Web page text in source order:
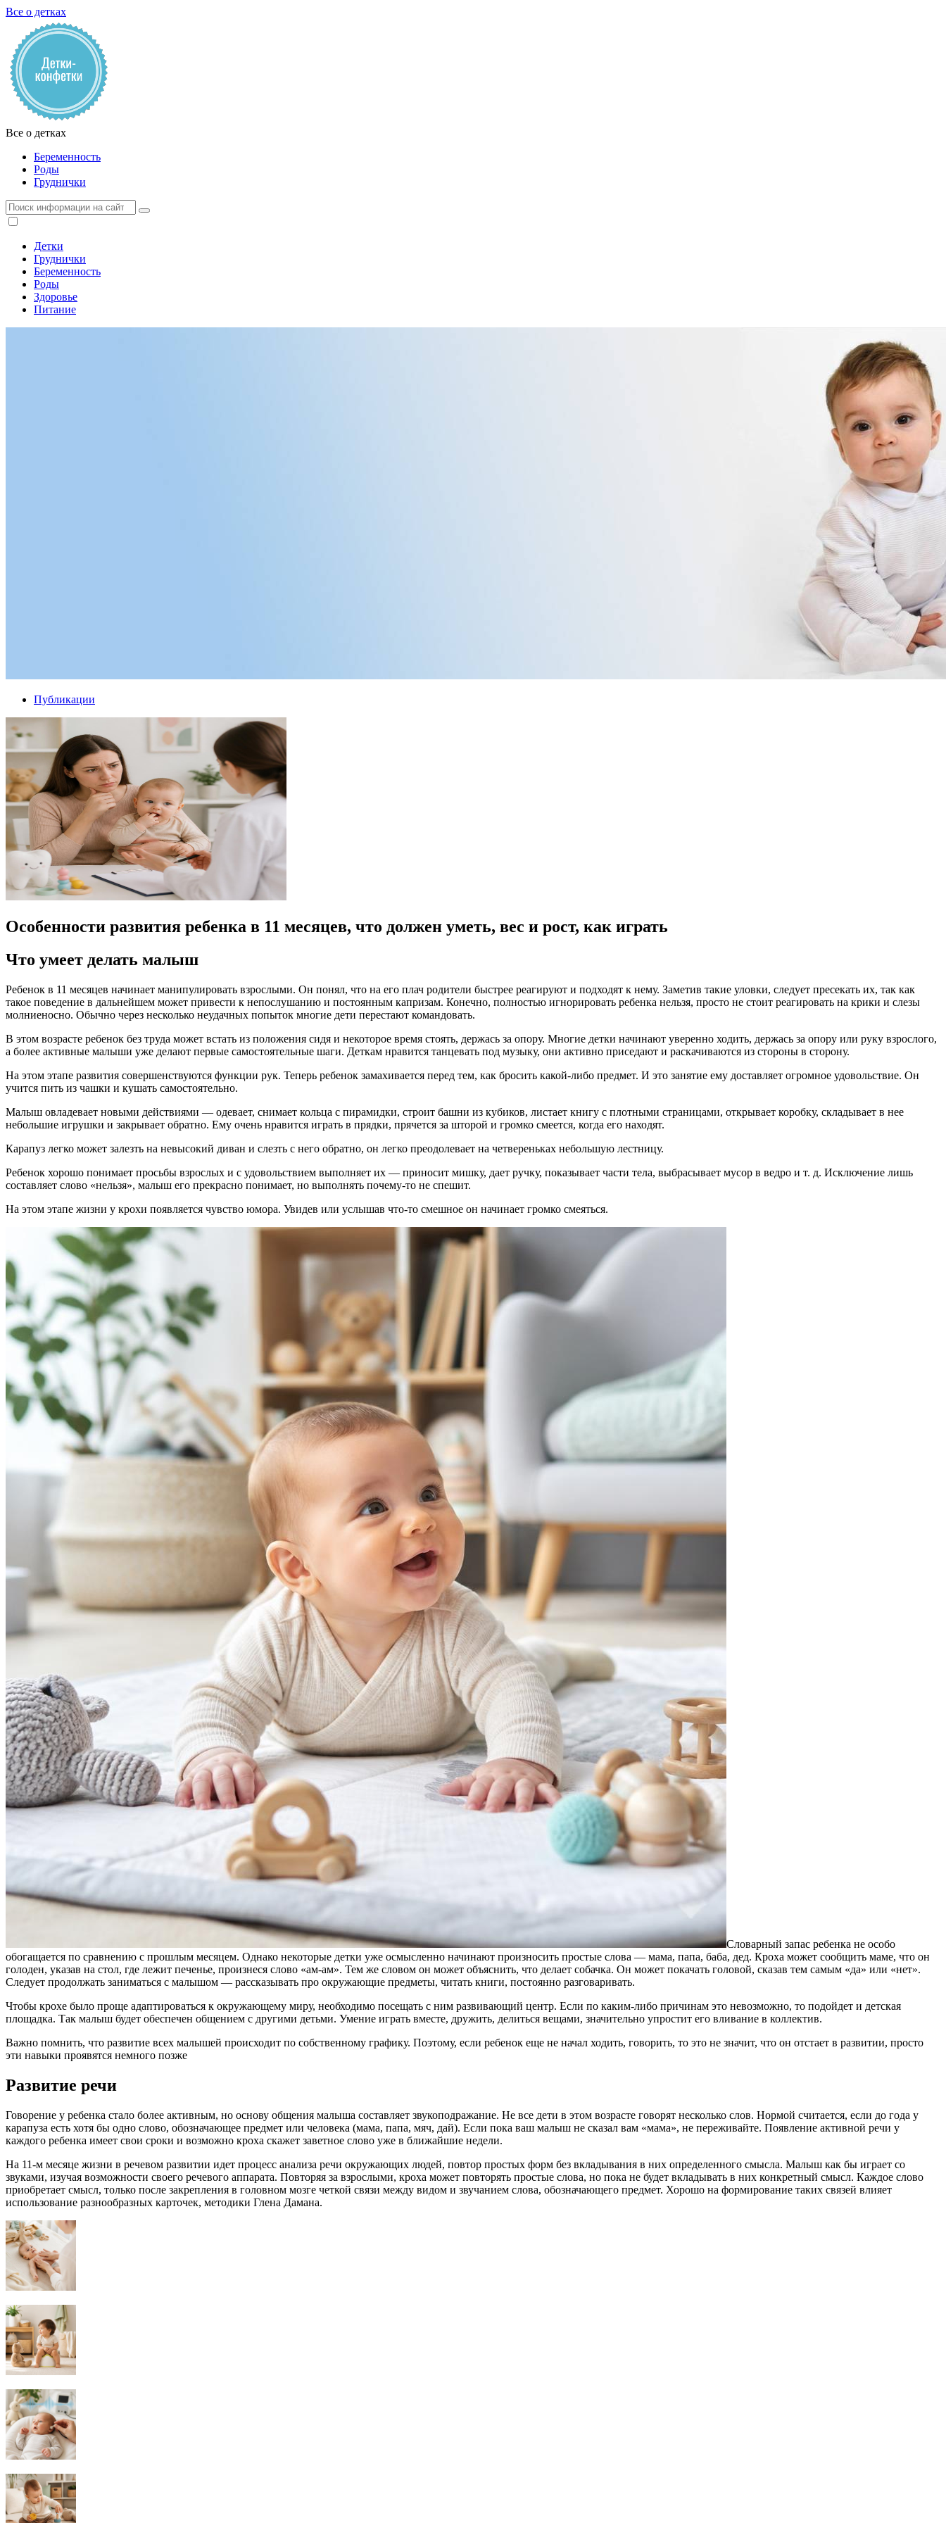
Все о детках
Все о детках
Беременность
Роды
Груднички
Детки
Груднички
Беременность
Роды
Здоровье
Питание
Публикации
Особенности развития ребенка в 11 месяцев, что должен уметь, вес и рост, как играть
Что умеет делать малыш
Ребенок в 11 месяцев начинает манипулировать взрослыми. Он понял, что на его плач родители быстрее реагируют и подходят к нему. Заметив такие уловки, следует пресекать их, так как
такое поведение в дальнейшем может привести к непослушанию и постоянным капризам. Конечно, полностью игнорировать ребенка нельзя, просто не стоит реагировать на крики и слезы
молниеносно. Обычно через несколько неудачных попыток многие дети перестают командовать.
В этом возрасте ребенок без труда может встать из положения сидя и некоторое время стоять, держась за опору. Многие детки начинают уверенно ходить, держась за опору или руку взрослого,
а более активные малыши уже делают первые самостоятельные шаги. Деткам нравится танцевать под музыку, они активно приседают и раскачиваются из стороны в сторону.
На этом этапе развития совершенствуются функции рук. Теперь ребенок замахивается перед тем, как бросить какой-либо предмет. И это занятие ему доставляет огромное удовольствие. Он
учится пить из чашки и кушать самостоятельно.
Малыш овладевает новыми действиями — одевает, снимает кольца с пирамидки, строит башни из кубиков, листает книгу с плотными страницами, открывает коробку, складывает в нее
небольшие игрушки и закрывает обратно. Ему очень нравится играть в прядки, прячется за шторой и громко смеется, когда его находят.
Карапуз легко может залезть на невысокий диван и слезть с него обратно, он легко преодолевает на четвереньках небольшую лестницу.
Ребенок хорошо понимает просьбы взрослых и с удовольствием выполняет их — приносит мишку, дает ручку, показывает части тела, выбрасывает мусор в ведро и т. д. Исключение лишь
составляет слово «нельзя», малыш его прекрасно понимает, но выполнять почему-то не спешит.
На этом этапе жизни у крохи появляется чувство юмора. Увидев или услышав что-то смешное он начинает громко смеяться.
Словарный запас ребенка не особо
обогащается по сравнению с прошлым месяцем. Однако некоторые детки уже осмысленно начинают произносить простые слова — мама, папа, баба, дед. Кроха может сообщить маме, что он
голоден, указав на стол, где лежит печенье, произнеся слово «ам-ам». Тем же словом он может объяснить, что делает собачка. Он может покачать головой, сказав тем самым «да» или «нет».
Следует продолжать заниматься с малышом — рассказывать про окружающие предметы, читать книги, постоянно разговаривать.
Чтобы крохе было проще адаптироваться к окружающему миру, необходимо посещать с ним развивающий центр. Если по каким-либо причинам это невозможно, то подойдет и детская
площадка. Так малыш будет обеспечен общением с другими детьми. Умение играть вместе, дружить, делиться вещами, значительно упростит его вливание в коллектив.
Важно помнить, что развитие всех малышей происходит по собственному графику. Поэтому, если ребенок еще не начал ходить, говорить, то это не значит, что он отстает в развитии, просто
эти навыки проявятся немного позже
Развитие речи
Говорение у ребенка стало более активным, но основу общения малыша составляет звукоподражание. Не все дети в этом возрасте говорят несколько слов. Нормой считается, если до года у
карапуза есть хотя бы одно слово, обозначающее предмет или человека (мама, папа, мяч, дай). Если пока ваш малыш не сказал вам «мама», не переживайте. Появление активной речи у
каждого ребенка имеет свои сроки и возможно кроха скажет заветное слово уже в ближайшие недели.
На 11-м месяце жизни в речевом развитии идет процесс анализа речи окружающих людей, повтор простых форм без вкладывания в них определенного смысла. Малыш как бы играет со
звуками, изучая возможности своего речевого аппарата. Повторяя за взрослыми, кроха может повторять простые слова, но пока не будет вкладывать в них конкретный смысл. Каждое слово
приобретает смысл, только после закрепления в головном мозге четкой связи между видом и звучанием слова, обозначающего предмет. Хорошо на формирование таких связей влияет
использование разнообразных карточек, методики Глена Дамана.